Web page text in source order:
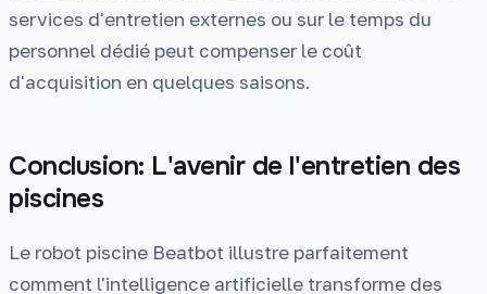
services d'entretien externes ou sur le temps du
personnel dédié peut compenser le coût
d'acquisition en quelques saisons.
Conclusion: L'avenir de l'entretien des
piscines
Le robot piscine Beatbot illustre parfaitement
comment l'intelligence artificielle transforme des